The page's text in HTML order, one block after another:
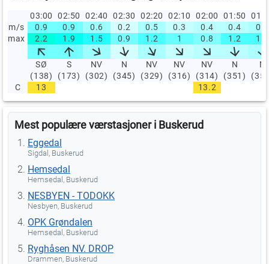
03:00 02:50 02:40 02:30 02:20 02:10 02:00 01:50
m/s
0.9 0.9 0.6 0.2 0.5 0.3 0.4 0.4
0.5
max
2.2 1.9 1.5 0.9 1.2 1 0.8 1.2 1.2
SØ
(138)
S
(173)
NV
(302)
N
(345)
NV
(329)
NV
(316)
NV
(314)
N
(351)
N
C
13 13.2
Mest populære værstasjoner i Buskerud
Eggedal
Sigdal, Buskerud
Hemsedal
Hemsedal, Buskerud
NESBYEN - TODOKK
Nesbyen, Buskerud
OPK Grøndalen
Hemsedal, Buskerud
Ryghåsen NV. DROP
Drammen, Buskerud